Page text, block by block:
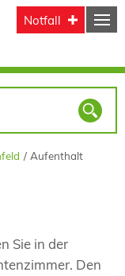
Notfall
Aufenthalt
Sie in der
Den